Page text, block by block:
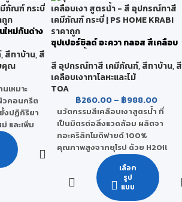
หม่กันด่าง
,สีทาบ้าน,สี
คุณ
เหมาะ
วคอนกรีต
งปฏิกิริยา
และเพิ่ม
กับพื้นผิว
นฉาบใหม่
ภายนอก
ซุปเปอร์ชิลด์ อะควา กลอส สีเคลือบ
สี อุปกรณ์ทาสี เคมีภัณฑ์,สีทาบ้าน,สี
เคลือบเงาทาโลหะและไม้
TOA
฿260.00– ฿988.00
นวัตกรรมสีเคลือบเงาสูตรน้ำ ที่
เป็นมิตรต่อสิ่งแวดล้อม ผลิตจา
กอะคริลิกโมดิฟายด์ 100%
คุณภาพสูงจากยุโรป ด้วย H2Oil
Technology สูตรพิเศษเฉพาะของ
ทีโอเอ ที่รวมคุณสมบัติของสี
เคลือบผสานเข้ากับโมเลกุลของน้ำ
เป็นสีรักษ์โลกที่คุณภาพ สูงกว่า
เลือก
รูป
แบบ